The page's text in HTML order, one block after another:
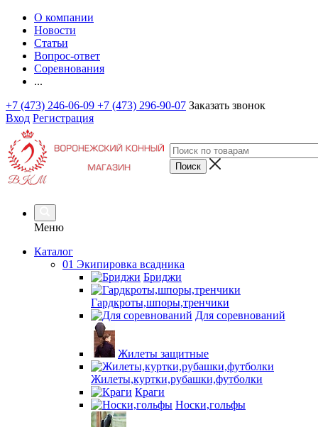
О компании
Новости
Статьи
Вопрос-ответ
Соревнования
...
+7 (473) 246-06-09 +7 (473) 296-90-07 Заказать звонок
Вход Регистрация
Меню
Каталог
01 Экипировка всадника
Бриджи
Гардкроты,шпоры,тренчики
Для соревнований
Жилеты защитные
Жилеты,куртки,рубашки,футболки
Краги
Носки,гольфы